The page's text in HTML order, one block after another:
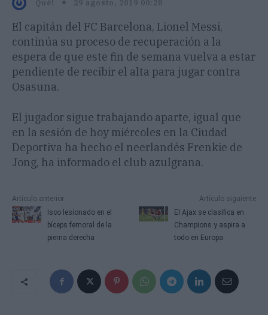
Qué! 29 agosto, 2019 00:28
El capitán del FC Barcelona, Lionel Messi,
continúa su proceso de recuperación a la
espera de que este fin de semana vuelva a estar
pendiente de recibir el alta para jugar contra
Osasuna.
El jugador sigue trabajando aparte, igual que
en la sesión de hoy miércoles en la Ciudad
Deportiva ha hecho el neerlandés Frenkie de
Jong, ha informado el club azulgrana.
Artículo anterior
Isco lesionado en el
bíceps femoral de la
pierna derecha
Artículo siguiente
El Ajax se clasifica en
Champions y aspira a
todo en Europa